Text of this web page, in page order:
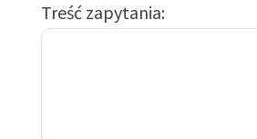
Treść zapytania